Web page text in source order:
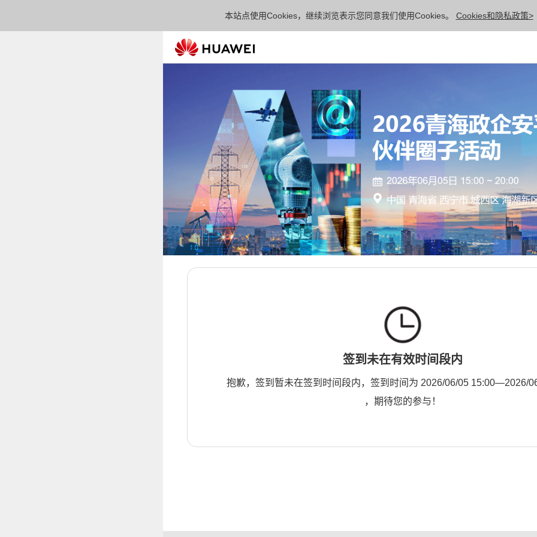
本站点使用Cookies，继续浏览表示您同意我们使用Cookies。 Cookies和隐私政策>
签到未在有效时间段内
抱歉，签到暂未在签到时间段内，签到时间为 2026/06/05 15:00—2026/
，期待您的参与！